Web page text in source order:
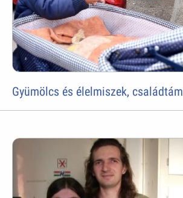
Gyümölcs és élelmiszek,